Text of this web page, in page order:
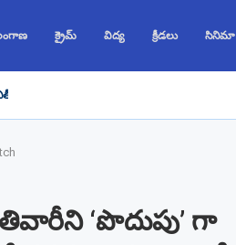
క్రైమ్ విద్య క్రీడలు సినిమా
భరద్వాజ్ చెప్పారు, రణబీర్...
‘పొదుపు’ గా